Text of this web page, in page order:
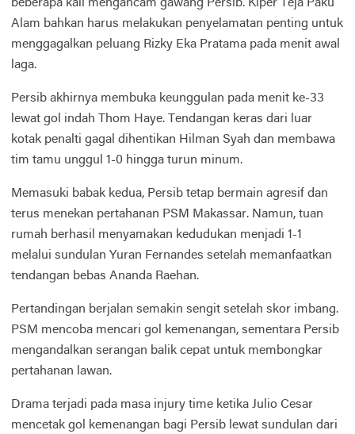
beberapa kali mengancam gawang Persib. Kiper Teja Paku
Alam bahkan harus melakukan penyelamatan penting untuk
menggagalkan peluang Rizky Eka Pratama pada menit awal
laga.
Persib akhirnya membuka keunggulan pada menit ke-33
lewat gol indah Thom Haye. Tendangan keras dari luar
kotak penalti gagal dihentikan Hilman Syah dan membawa
tim tamu unggul 1-0 hingga turun minum.
Memasuki babak kedua, Persib tetap bermain agresif dan
terus menekan pertahanan PSM Makassar. Namun, tuan
rumah berhasil menyamakan kedudukan menjadi 1-1
melalui sundulan Yuran Fernandes setelah memanfaatkan
tendangan bebas Ananda Raehan.
Pertandingan berjalan semakin sengit setelah skor imbang.
PSM mencoba mencari gol kemenangan, sementara Persib
mengandalkan serangan balik cepat untuk membongkar
pertahanan lawan.
Drama terjadi pada masa injury time ketika Julio Cesar
mencetak gol kemenangan bagi Persib lewat sundulan dari